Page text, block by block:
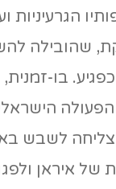
הגרעיניות
שהובילה
בו-
לשבש
איראן